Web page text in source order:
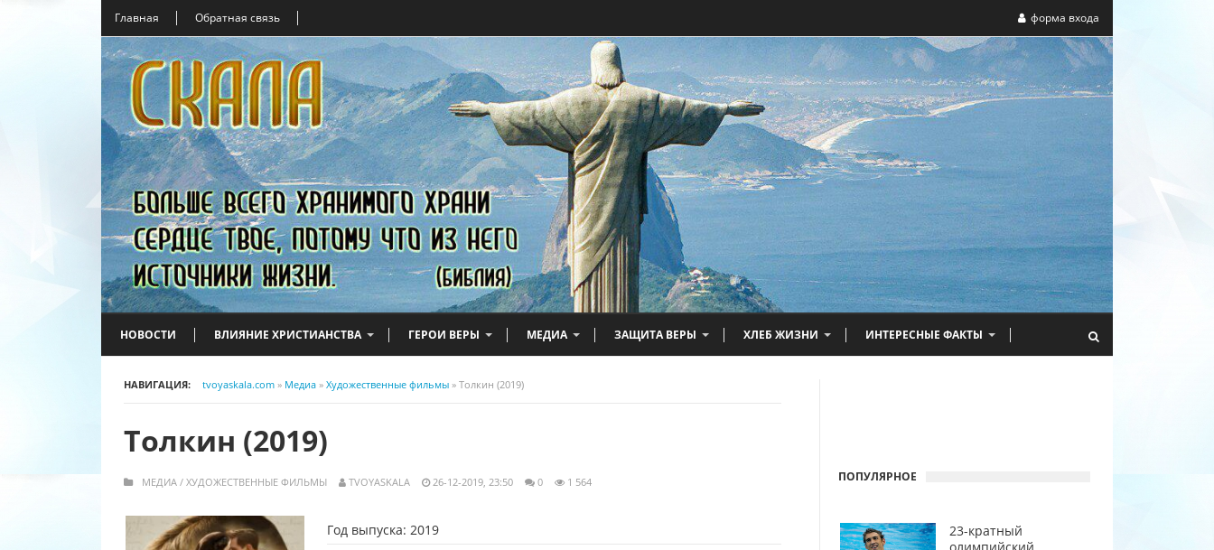
Главная Обратная связь форма входа
НОВОСТИ ВЛИЯНИЕ ХРИСТИАНСТВА ГЕРОИ ВЕРЫ МЕДИА ЗАЩИТА ВЕРЫ ХЛЕБ ЖИЗНИ ИНТЕРЕСНЫЕ ФАКТЫ
НАВИГАЦИЯ: tvoyaskala.com » Медиа » Художественные фильмы » Толкин (2019)
Толкин (2019)
МЕДИА / ХУДОЖЕСТВЕННЫЕ ФИЛЬМЫ TVOYASKALA 26-12-2019, 23:50 0 1 564
Год выпуска: 2019
ПОПУЛЯРНОЕ
23-кратный
олимпийский